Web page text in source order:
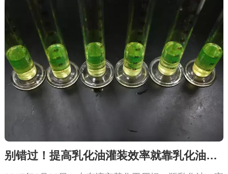
别错过！提高乳化油灌装效率就靠乳化油消泡剂